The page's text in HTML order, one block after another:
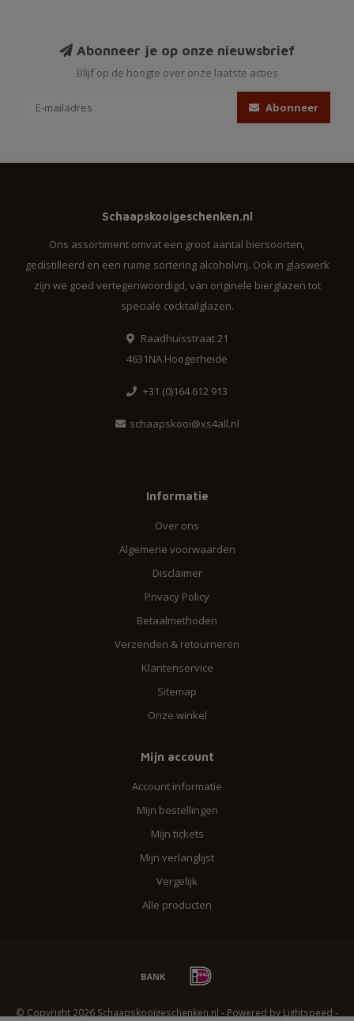
Abonneer je op onze nieuwsbrief
Blijf op de hoogte over onze laatste acties
Abonneer
Schaapskooigeschenken.nl
Ons assortiment omvat een groot aantal biersoorten,
gedistilleerd en een ruime sortering alcoholvrij. Ook in glaswerk
zijn we goed vertegenwoordigd, van originele bierglazen tot
speciale cocktailglazen.
Raadhuisstraat 21
4631NA Hoogerheide
+31 (0)164 612 913
schaapskooi@xs4all.nl
Informatie
Over ons
Algemene voorwaarden
Disclaimer
Privacy Policy
Betaalmethoden
Verzenden & retourneren
Klantenservice
Sitemap
Onze winkel
Mijn account
Account informatie
Mijn bestellingen
Mijn tickets
Mijn verlanglijst
Vergelijk
Alle producten
© Copyright 2026 Schaapskooigeschenken.nl - Powered by Lightspeed -